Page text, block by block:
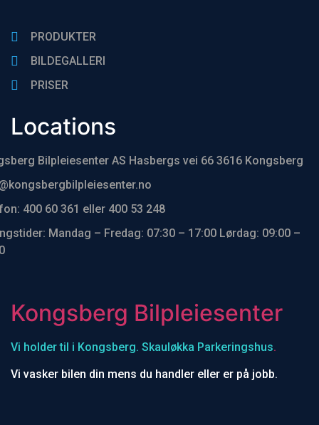
Kongsberg Bilpleiesenter
Vi holder til i Kongsberg. Skauløkka Parkeringshus.
Vi vasker bilen din mens du handler eller er på jobb.
PRODUKTER
BILDEGALLERI
PRISER
Locations
Bilpleiesenter AS Hasbergs vei 66 3616 Kongsberg
400 60 361 eller 400 53 248
Mandag – Fredag: 07:30 – 17:00 Lørdag: 09:00 –